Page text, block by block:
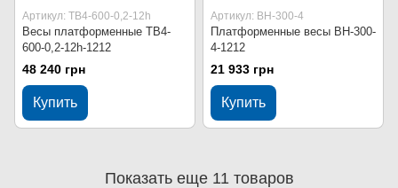
Артикул: ТВ4-600-0,2-12h
Весы платформенные ТВ4-
600-0,2-12h-1212
48 240 грн
Купить
Артикул: ВН-300-4
Платформенные весы ВН-300-
4-1212
21 933 грн
Купить
Показать еще 11 товаров